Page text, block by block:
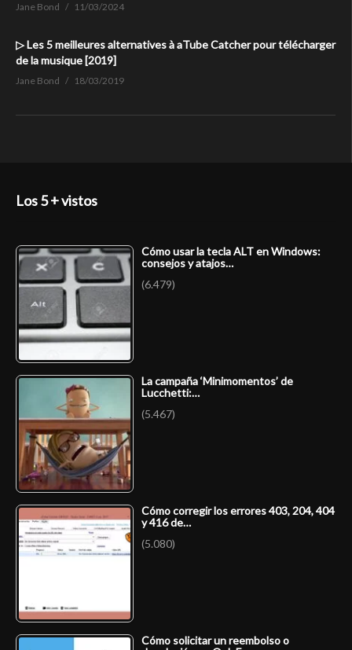
Jane Bond 11/03/2024
▷ Les 5 meilleures alternatives à aTube Catcher pour télécharger
de la musique [2019]
Jane Bond 18/03/2019
Los 5 + vistos
Cómo usar la tecla ALT en Windows:
consejos y atajos…
(6.479)
La campaña ‘Minimomentos’ de
Lucchetti:…
(5.467)
Cómo corregir los errores 403, 204, 404
y 416 de…
(5.080)
Cómo solicitar un reembolso o